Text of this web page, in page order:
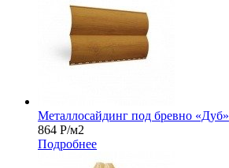
Металлосайдинг под бревно «Дуб»
864 Р/м2
Подробнее